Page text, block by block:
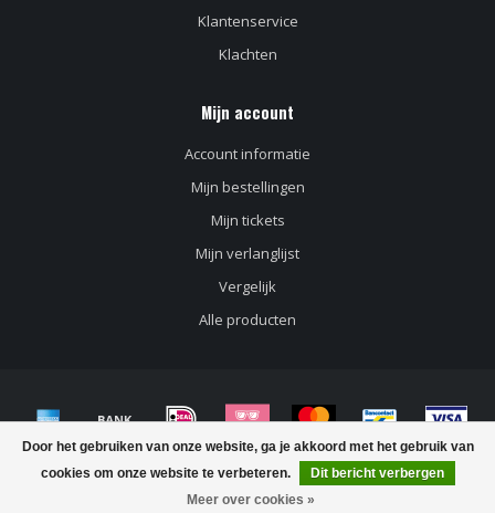
Door het gebruiken van onze website, ga je akkoord met het gebruik van
cookies om onze website te verbeteren.
Dit bericht verbergen
Meer over cookies »
Klantenservice
Klachten
Mijn account
Account informatie
Mijn bestellingen
Mijn tickets
Mijn verlanglijst
Vergelijk
Alle producten
© Copyright 2026 Crivino Wijn uit Italië en de Balkan